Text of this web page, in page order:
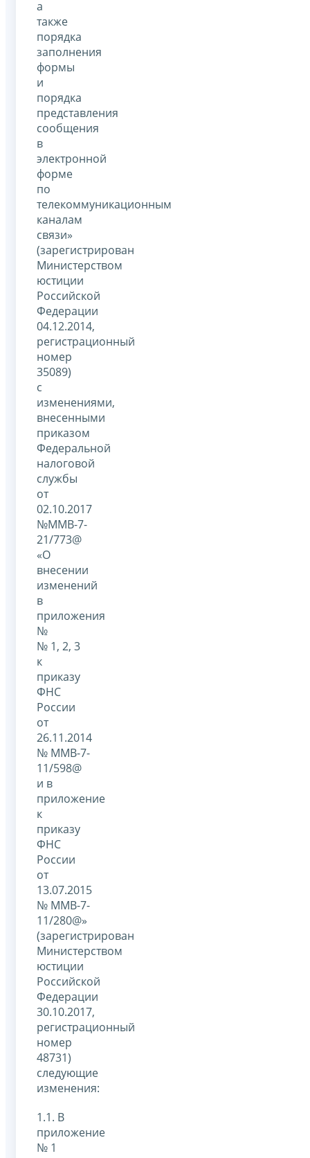
а
также
порядка
заполнения
формы
и
порядка
представления
сообщения
в
электронной
форме
по
телекоммуникационным
каналам
связи»
(зарегистрирован
Министерством
юстиции
Российской
Федерации
04.12.2014,
регистрационный
номер
35089)
с
изменениями,
внесенными
приказом
Федеральной
налоговой
службы
от
02.10.2017
№ММВ-7-
21/773@
«О
внесении
изменений
в
приложения
№
№ 1, 2, 3
к
приказу
ФНС
России
от
26.11.2014
№ ММВ-7-
11/598@
и в
приложение
к
приказу
ФНС
России
от
13.07.2015
№ ММВ-7-
11/280@»
(зарегистрирован
Министерством
юстиции
Российской
Федерации
30.10.2017,
регистрационный
номер
48731)
следующие
изменения:
1.1. В
приложение
№ 1